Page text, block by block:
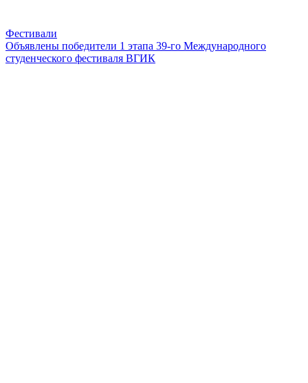
Фестивали
Объявлены победители 1 этапа 39-го Международного
студенческого фестиваля ВГИК